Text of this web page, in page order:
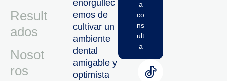
Result
ados
Nosot
ros
enorgullec
emos de
cultivar un
ambiente
dental
amigable y
optimista
a
co
ns
ult
a